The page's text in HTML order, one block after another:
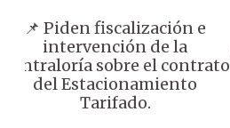
📌 Piden fiscalización e
intervención de la
Contraloría sobre el contrato
del Estacionamiento
Tarifado.